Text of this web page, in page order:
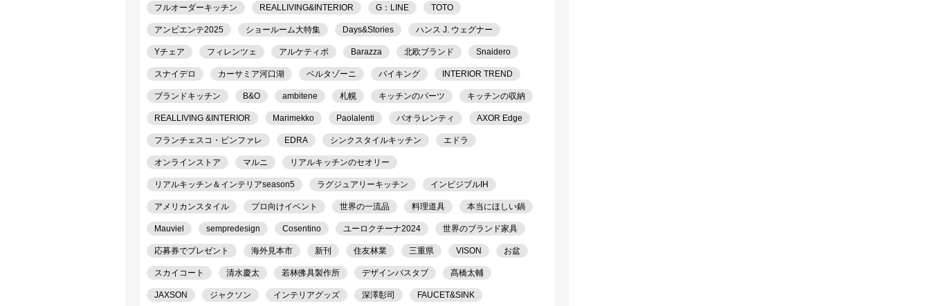
フルオーダーキッチン REALLIVING&INTERIOR G：LINE TOTO
アンビエンテ2025 ショールーム大特集 Days&Stories ハンス J. ウェグナー
Yチェア フィレンツェ アルケティポ Barazza 北欧ブランド Snaidero
スナイデロ カーサミア河口湖 ベルタゾーニ バイキング INTERIOR TREND
ブランドキッチン B&O ambitene 札幌 キッチンのパーツ キッチンの収納
REALLIVING &INTERIOR Marimekko Paolalenti パオラレンティ AXOR Edge
フランチェスコ・ビンファレ EDRA シンクスタイルキッチン エドラ
オンラインストア マルニ リアルキッチンのセオリー
リアルキッチン＆インテリアseason5 ラグジュアリーキッチン インビジブルIH
アメリカンスタイル プロ向けイベント 世界の一流品 料理道具 本当にほしい鍋
Mauviel sempredesign Cosentino ユーロクチーナ2024 世界のブランド家具
応募券でプレゼント 海外見本市 新刊 住友林業 三重県 VISON お盆
スカイコート 清水慶太 若林佛具製作所 デザインバスタブ 髙橋太輔
JAXSON ジャクソン インテリアグッズ 深澤彰司 FAUCET&SINK